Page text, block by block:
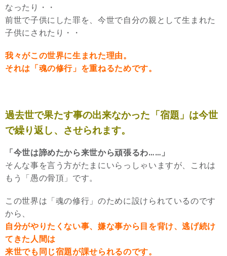
なったり・・
前世で子供にした罪を、今世で自分の親として生まれた
子供にされたり・・
我々がこの世界に生まれた理由。
それは「魂の修行」を重ねるためです。
過去世で果たす事の出来なかった「宿題」は今世
で繰り返し、させられます。
「今世は諦めたから来世から頑張るわ……」
そんな事を言う方がたまにいらっしゃいますが、これは
もう「愚の骨頂」です。
この世界は「魂の修行」のために設けられているのです
から、
自分がやりたくない事、嫌な事から目を背け、逃げ続け
てきた人間は
来世でも同じ宿題が課せられるのです。